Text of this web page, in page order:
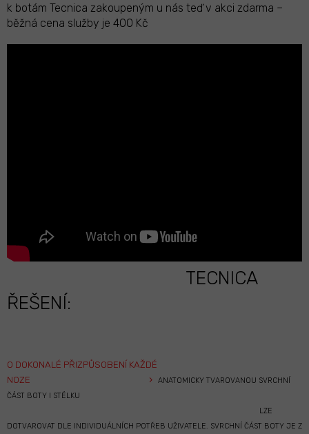
k botám Tecnica zakoupeným u nás teď v akci zdarma –
běžná cena služby je 400 Kč
TECNICA
ŘEŠENÍ:
O DOKONALÉ PŘIZPŮSOBENÍ KAŽDÉ
NOZE
›
ANATOMICKY TVAROVANOU SVRCHNÍ
ČÁST BOTY I STÉLKU
LZE
DOTVAROVAT DLE INDIVIDUÁLNÍCH POTŘEB UŽIVATELE. SVRCHNÍ ČÁST BOTY JE Z